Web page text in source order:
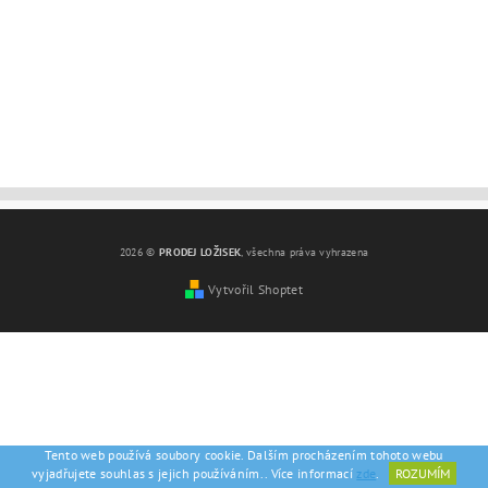
2026 © PRODEJ LOŽISEK, všechna práva vyhrazena
Vytvořil Shoptet
Tento web používá soubory cookie. Dalším procházením tohoto webu
vyjadřujete souhlas s jejich používáním.. Více informací zde. ROZUMÍM